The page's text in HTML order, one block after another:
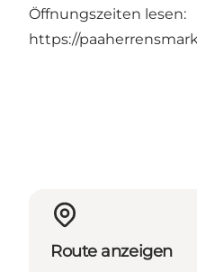
Öffnungszeiten lesen:
https://
Route anzeigen